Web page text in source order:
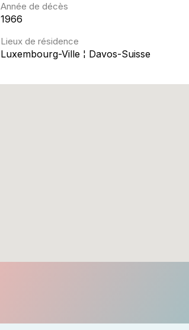
Année de décès
1966
Lieux de résidence
Luxembourg-Ville ¦ Davos-Suisse